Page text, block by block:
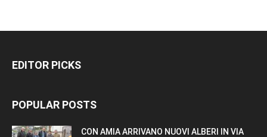
EDITOR PICKS
POPULAR POSTS
CON AMIA ARRIVANO NUOVI ALBERI IN VIA